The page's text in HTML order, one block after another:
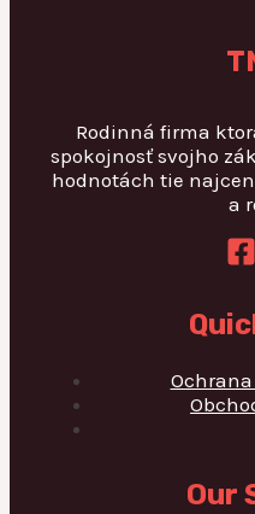
Rodinná firma
spokojnosť svojho
hodnotách tie
a
Our